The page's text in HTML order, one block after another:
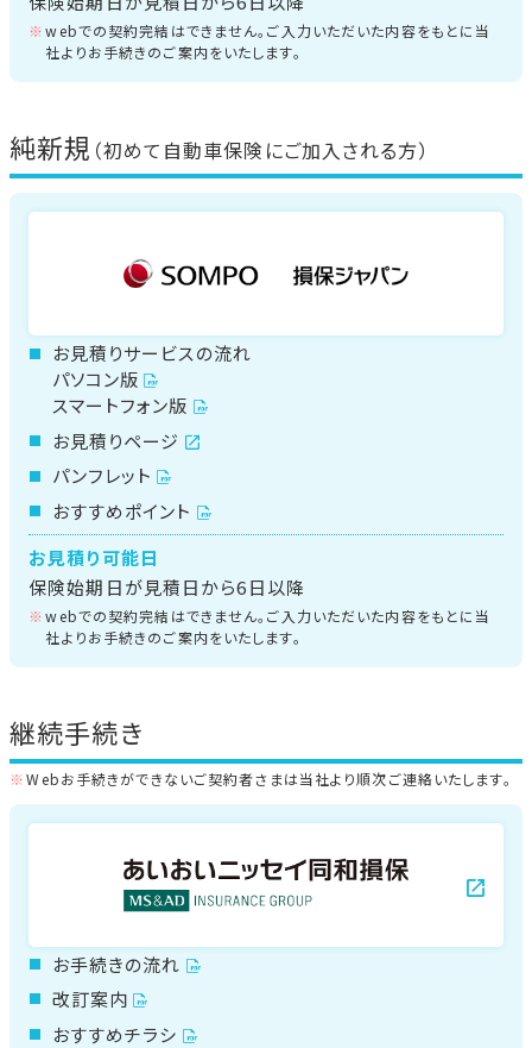
webでの契約完結はできません。ご入力いただいた内容をもとに当
社よりお手続きのご案内をいたします。
純新規 （初めて自動車保険にご加入される方）
お見積りサービスの流れ
パソコン版
スマートフォン版
お見積りページ
パンフレット
おすすめポイント
お見積り可能日
保険始期日が見積日から6日以降
webでの契約完結はできません。ご入力いただいた内容をもとに当
社よりお手続きのご案内をいたします。
継続手続き
Webお手続きができないご契約者さまは当社より順次ご連絡いたします。
お手続きの流れ
改訂案内
おすすめチラシ